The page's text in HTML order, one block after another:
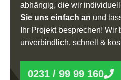
abhängig, die wir
Sie uns einfach an und
Ihr Projekt besprechen! Wir
unverbindlich, schnell &
0231 / 99 99 160